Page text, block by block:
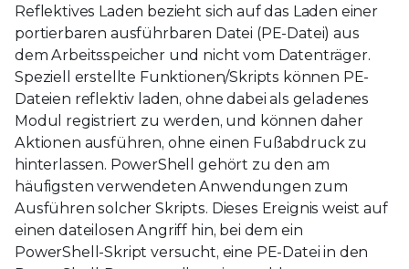
Reflektives Laden bezieht sich auf das Laden einer
portierbaren ausführbaren Datei (PE-Datei) aus
dem Arbeitsspeicher und nicht vom Datenträger.
Speziell erstellte Funktionen/Skripts können PE-
Dateien reflektiv laden, ohne dabei als geladenes
Modul registriert zu werden, und können daher
Aktionen ausführen, ohne einen Fußabdruck zu
hinterlassen. PowerShell gehört zu den am
häufigsten verwendeten Anwendungen zum
Ausführen solcher Skripts. Dieses Ereignis weist auf
einen dateilosen Angriff hin, bei dem ein
PowerShell-Skript versucht, eine PE-Datei in den